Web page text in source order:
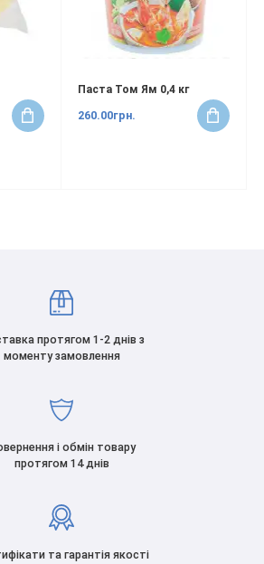
Паста Том Ям 0,4 кг
260.00грн.
протягом 1-2 днів з
моменту замовлення
і обмін товару
протягом 14 днів
та гарантія якості